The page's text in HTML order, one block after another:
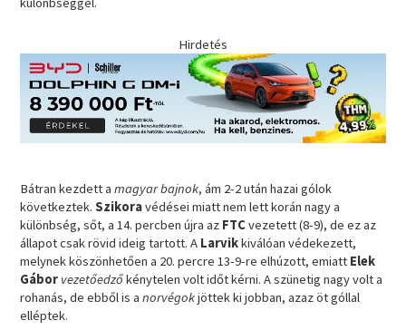
Hirdetés
Bátran kezdett amagyar bajnok, ám 2-2 után hazai gólok
következtek.Szikoravédései miatt nem lett korán nagy a
különbség, sőt, a 14. percben újra az FTCvezetett (8-9), de ez az
állapot csak rövid ideig tartott. A Larvikkiválóan védekezett,
melynek köszönhetően a 20. percre 13-9-re elhúzott, emiatt Elek
Gábor vezetőedzőkénytelen volt időt kérni. A szünetig nagy volt a
rohanás, de ebből is anorvégokjöttek ki jobban, azaz öt góllal
elléptek.